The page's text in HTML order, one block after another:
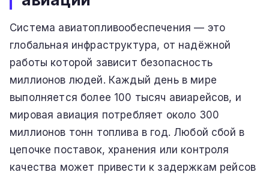
Система авиатопливообеспечения — это
глобальная инфраструктура, от надёжной
работы которой зависит безопасность
миллионов людей. Каждый день в мире
выполняется более 100 тысяч авиарейсов, и
мировая авиация потребляет около 300
миллионов тонн топлива в год. Любой сбой в
цепочке поставок, хранения или контроля
качества может привести к задержкам рейсов